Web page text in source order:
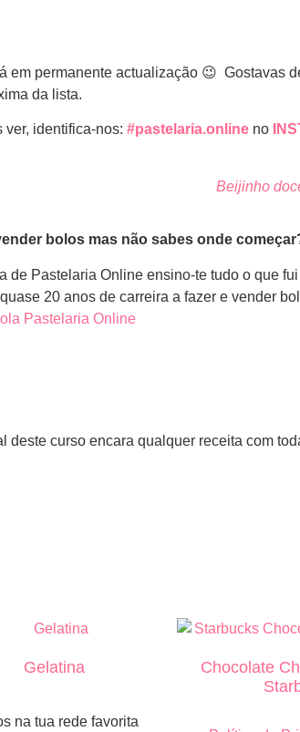
em permanente actualização 😉 Gostavas
da lista.
identifica-nos: #pastelaria.online no
Beijinho
bolos mas não sabes onde
de Pastelaria Online ensino-te tudo o que
20 anos de carreira a fazer e vender
Pastelaria Online
curso encara qualquer receita com
Gelatina
Chocolate
na tua rede favorita